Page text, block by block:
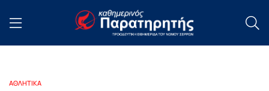
ΑΘΛΗΤΙΚΑ